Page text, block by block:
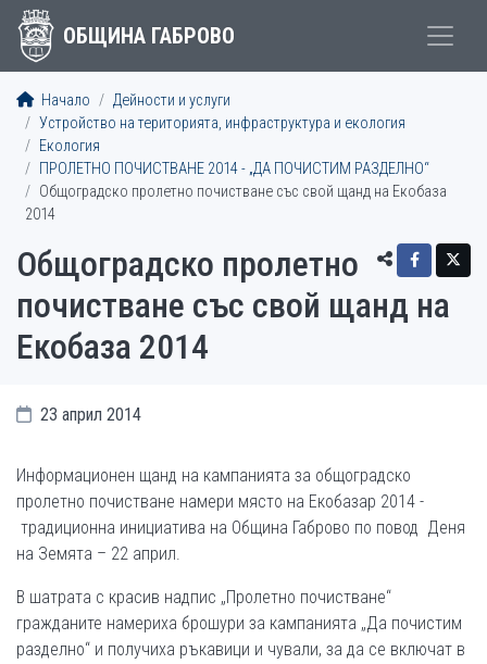
ОБЩИНА ГАБРОВО
Начало
Дейности и услуги
Устройство на територията, инфраструктура и екология
Екология
ПРОЛЕТНО ПОЧИСТВАНЕ 2014 - „ДА ПОЧИСТИМ РАЗДЕЛНО“
Общоградско пролетно почистване със свой щанд на Екобаза
2014
Общоградско пролетно
почистване със свой щанд на
Екобаза 2014
23 април 2014
Информационен щанд на кампанията за общоградско
пролетно почистване намери място на Екобазар 2014 -
традиционна инициатива на Община Габрово по повод Деня
на Земята – 22 април.
В шатрата с красив надпис „Пролетно почистване“
гражданите намериха брошури за кампанията „Да почистим
разделно“ и получиха ръкавици и чували, за да се включат в